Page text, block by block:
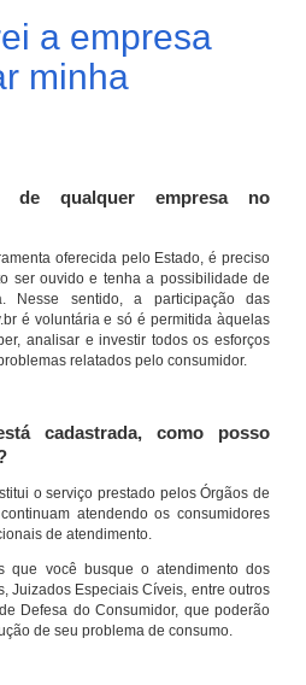
a empresa
minha
de qualquer empresa no
oferecida pelo Estado, é preciso
ser ouvido e tenha a possibilidade de
Nesse sentido, a participação das
é voluntária e só é permitida àquelas
analisar e investir todos os esforços
relatados pelo consumidor.
cadastrada, como posso
o serviço prestado pelos Órgãos de
atendendo os consumidores
de atendimento.
que você busque o atendimento dos
Juizados Especiais Cíveis, entre outros
Defesa do Consumidor, que poderão
de seu problema de consumo.